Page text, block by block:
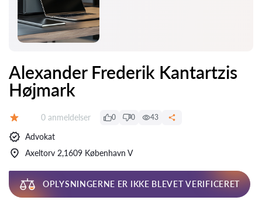
Alexander Frederik Kantartzis
Højmark
Anmeldelser:
0 anmeldelser 0 0 43
Advokat
Axeltorv 2,1609 København V
OPLYSNINGERNE ER IKKE BLEVET VERIFICERET